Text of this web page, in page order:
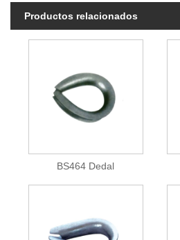
Productos relacionados
BS464 Dedal